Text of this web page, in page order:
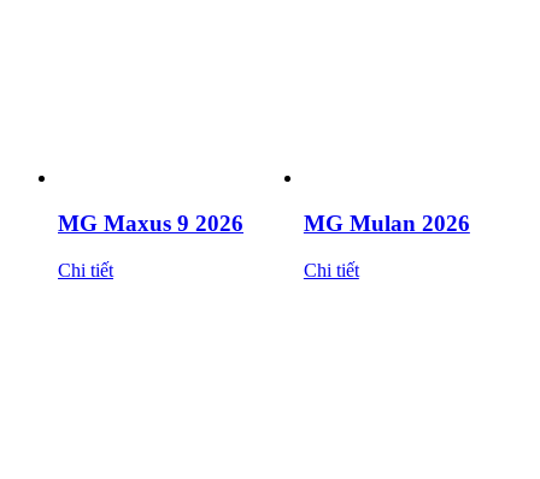
MG Maxus 9 2026
Chi tiết
MG Mulan 2026
Chi tiết